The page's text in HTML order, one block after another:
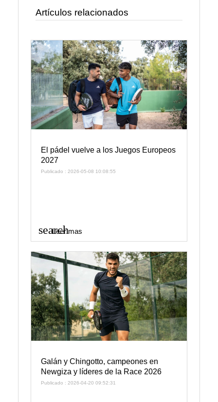
Artículos relacionados
El pádel vuelve a los Juegos Europeos
2027
Publicado : 2026-05-08 10:08:55
search
Leer mas
Galán y Chingotto, campeones en
Newgiza y líderes de la Race 2026
Publicado : 2026-04-20 09:52:31